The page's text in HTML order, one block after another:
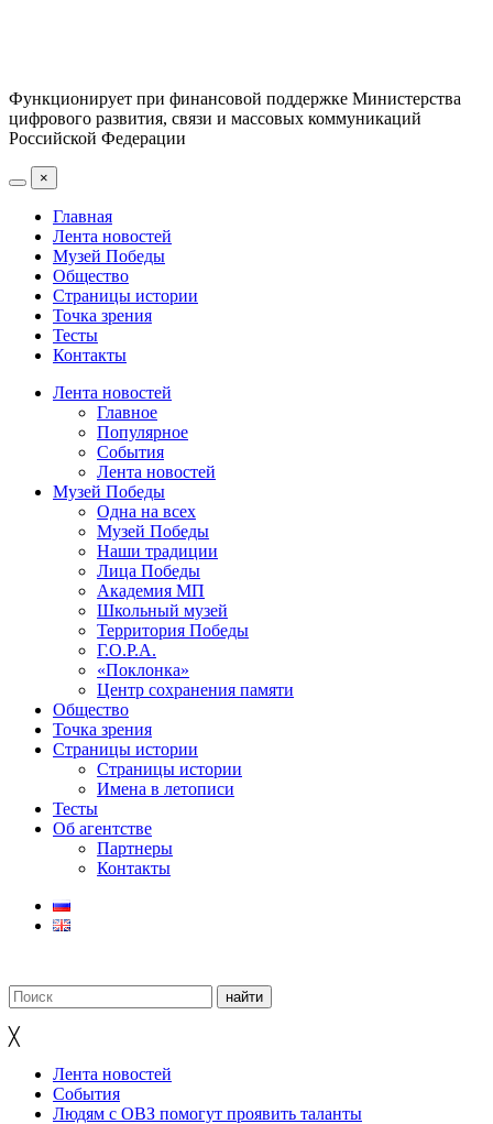
Функционирует при финансовой поддержке Министерства
цифрового развития, связи и массовых коммуникаций
Российской Федерации
×
Главная
Лента новостей
Музей Победы
Общество
Страницы истории
Точка зрения
Тесты
Контакты
Лента новостей
Главное
Популярное
События
Лента новостей
Музей Победы
Одна на всех
Музей Победы
Наши традиции
Лица Победы
Академия МП
Школьный музей
Территория Победы
Г.О.Р.А.
«Поклонка»
Центр сохранения памяти
Общество
Точка зрения
Страницы истории
Страницы истории
Имена в летописи
Тесты
Об агентстве
Партнеры
Контакты
╳
Лента новостей
События
Людям с ОВЗ помогут проявить таланты